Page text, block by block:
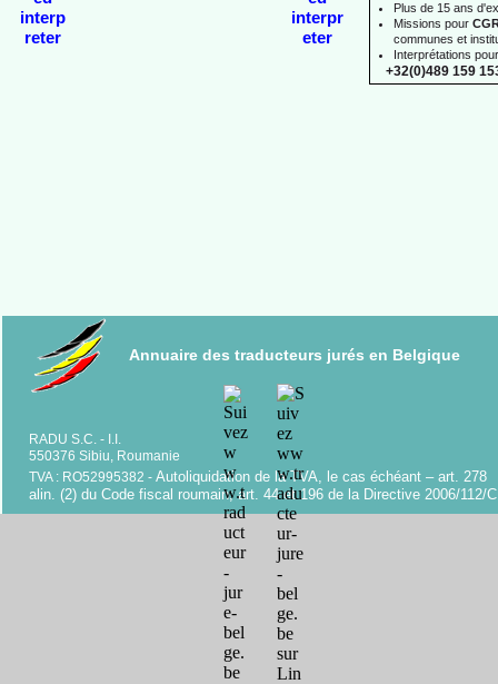
Annuaire des traducteurs jurés en Belgique
RADU S.C. - I.I.
550376 Sibiu, Roumanie
TVA : RO52995382 - Autoliquidation de la TVA, le cas échéant – art. 278
alin. (2) du Code fiscal roumain; art. 44 et 196 de la Directive 2006/112/
Plus de 15 ans
Missions pour
communes et
Interprétations
+32(0)489 159